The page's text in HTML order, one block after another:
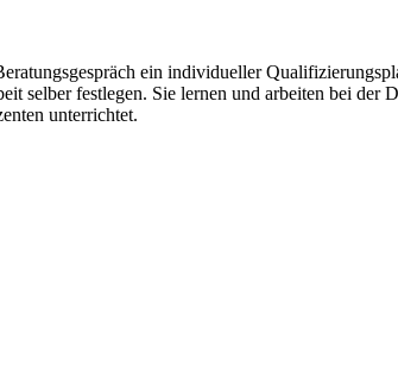
ein individueller
selber festlegen. Sie lernen und arbeiten bei der
unterrichtet.